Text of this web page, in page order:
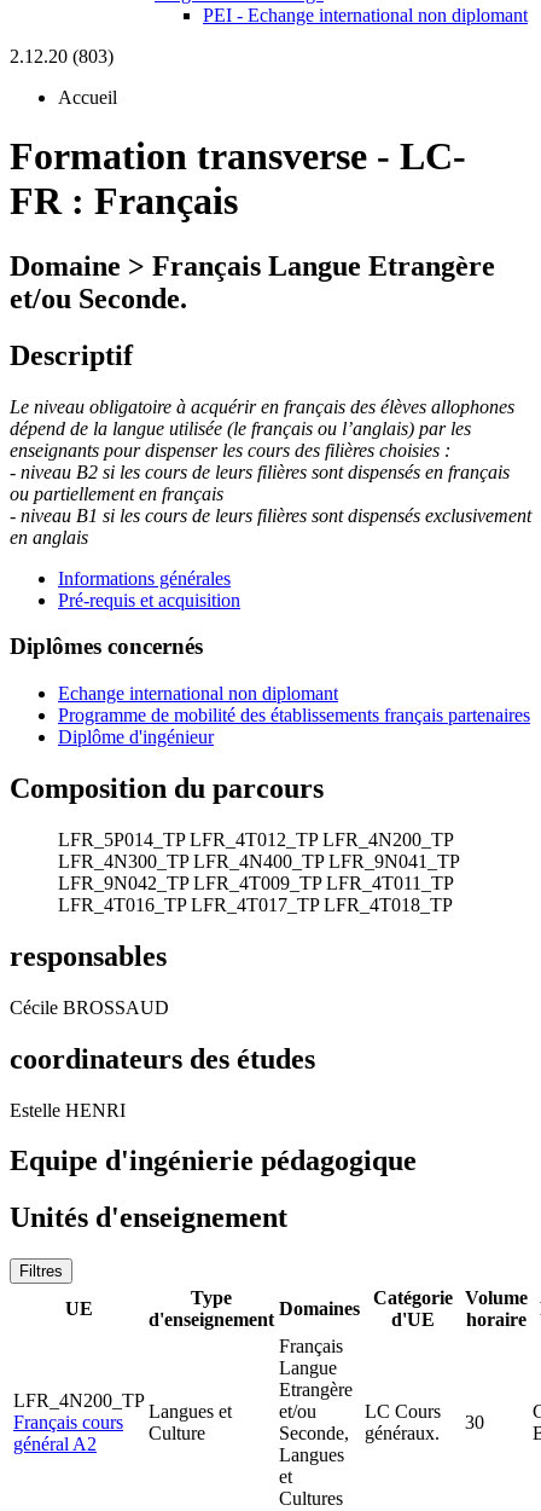
PEI - Echange international non diplomant
2.12.20 (803)
Accueil
Formation transverse - LC-
FR : Français
Domaine > Français Langue Etrangère
et/ou Seconde.
Descriptif
Le niveau obligatoire à acquérir en français des élèves allophones
dépend de la langue utilisée (le français ou l’anglais) par les
enseignants pour dispenser les cours des filières choisies :
- niveau B2 si les cours de leurs filières sont dispensés en français
ou partiellement en français
- niveau B1 si les cours de leurs filières sont dispensés exclusivement
en anglais
Informations générales
Pré-requis et acquisition
Diplômes concernés
Echange international non diplomant
Programme de mobilité des établissements français partenaires
Diplôme d'ingénieur
Composition du parcours
LFR_5P014_TP LFR_4T012_TP LFR_4N200_TP
LFR_4N300_TP LFR_4N400_TP LFR_9N041_TP
LFR_9N042_TP LFR_4T009_TP LFR_4T011_TP
LFR_4T016_TP LFR_4T017_TP LFR_4T018_TP
responsables
Cécile BROSSAUD
coordinateurs des études
Estelle HENRI
Equipe d'ingénierie pédagogique
Unités d'enseignement
Filtres
UE
Type
d'enseignement
Domaines
Catégorie
d'UE
Volume
horaire
LFR_4N200_TP
Français cours
général A2
Langues et
Culture
Français
Langue
Etrangère
et/ou
Seconde,
Langues
et
Cultures
LC Cours
généraux.
30